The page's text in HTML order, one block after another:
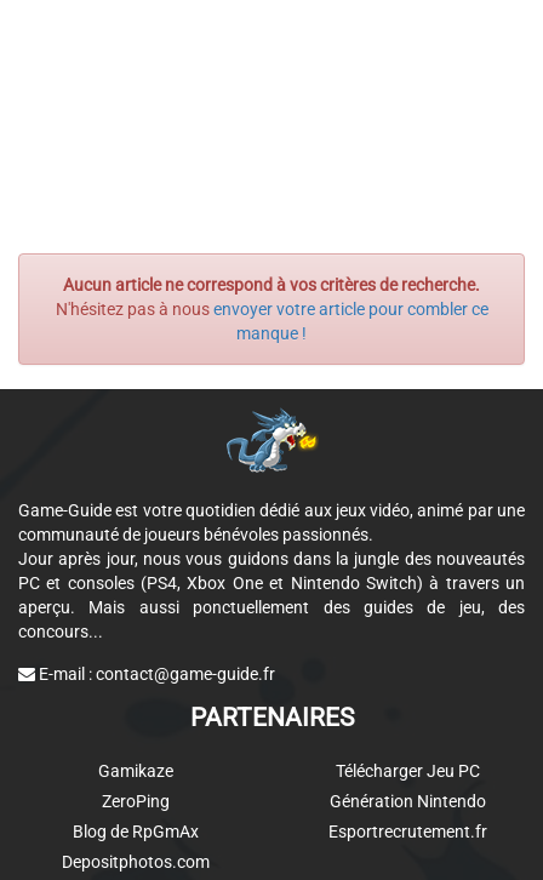
Aucun article ne correspond à vos critères de recherche.
N'hésitez pas à nousenvoyer votre article pour combler ce
manque !
Game-Guide est votre quotidien dédié aux jeux vidéo, animé par une
communauté de joueurs bénévoles passionnés.
Jour après jour, nous vous guidons dans la jungle des nouveautés
PC et consoles (PS4, Xbox One et Nintendo Switch) à travers un
aperçu. Mais aussi ponctuellement des guides de jeu, des
concours...
E-mail :contact@game-guide.fr
PARTENAIRES
Gamikaze
ZeroPing
Blog de RpGmAx
Depositphotos.com
Télécharger Jeu PC
Génération Nintendo
Esportrecrutement.fr